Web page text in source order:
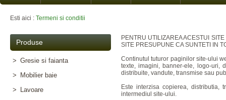
Esti aici : Termeni si conditii
Produse
> Gresie si faianta
>
Mobilier baie
>
Lavoare
PENTRU UTILIZAREA ACESTUI
SITE PRESUPUNE CA SUNTETI IN
Continutul tuturor paginilor site-ului
texte, imagini, banner-ele, logo-uri,
distribuite, vandute, transmise sau
Este interzisa copierea, distributia,
intermediul site-ului.